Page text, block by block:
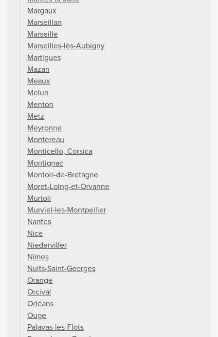
Margaux
Marseillan
Marseille
Marseilles-lès-Aubigny
Martigues
Mazan
Meaux
Melun
Menton
Metz
Meyronne
Montereau
Monticello, Corsica
Montignac
Montoir-de-Bretagne
Moret-Loing-et-Orvanne
Murtoli
Murviel-les-Montpellier
Nantes
Nice
Niederviller
Nîmes
Nuits-Saint-Georges
Orange
Orcival
Orléans
Ouge
Palavas-les-Flots